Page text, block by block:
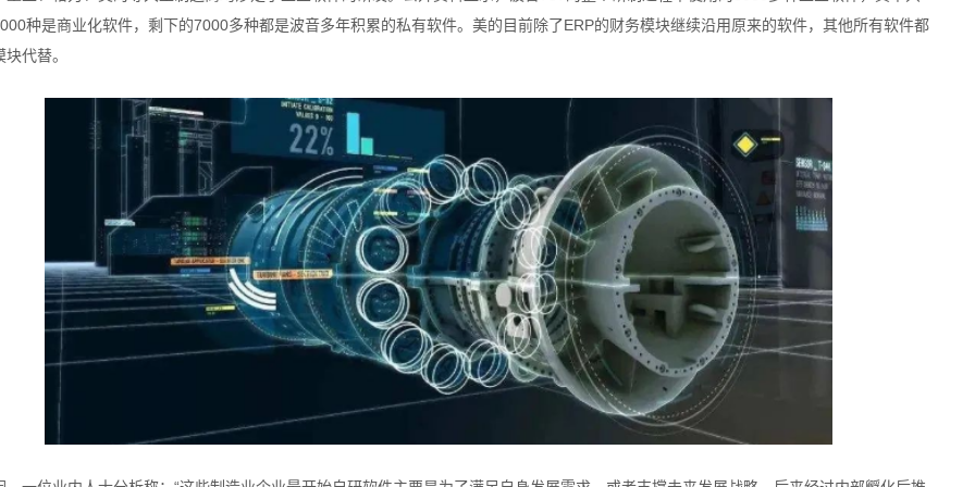
种是商业化软件，剩下的7000多种都是波音多年积累的私有软件。美的目前除了ERP的财务模块继续沿用原来的软件，其他所有软件都
代替。